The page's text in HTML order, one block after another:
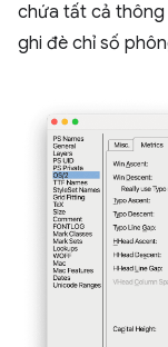
chứa tất cả thông
ghi đè chỉ số